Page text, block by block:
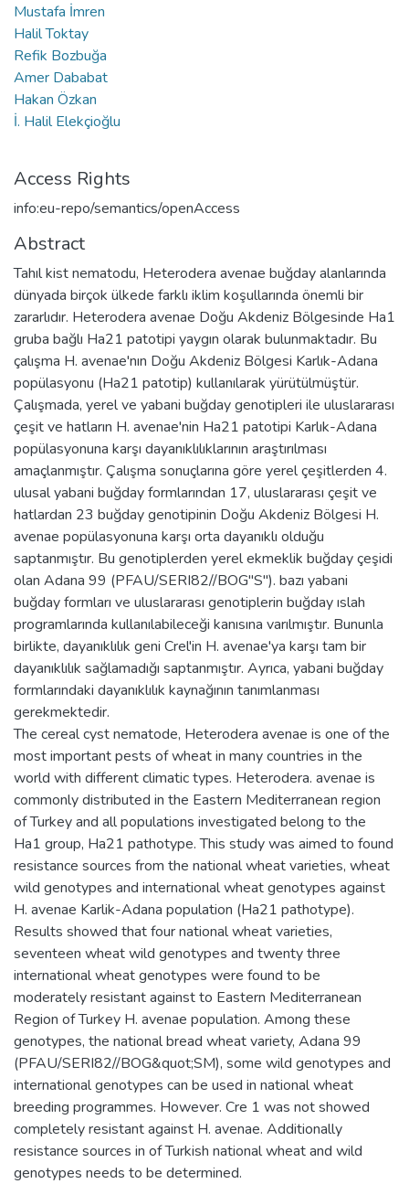
Mustafa İmren
Halil Toktay
Refik Bozbuğa
Amer Dababat
Hakan Özkan
İ. Halil Elekçioğlu
Access Rights
info:eu-repo/semantics/openAccess
Abstract
Tahıl kist nematodu, Heterodera avenae buğday alanlarında
dünyada birçok ülkede farklı iklim koşullarında önemli bir
zararlıdır. Heterodera avenae Doğu Akdeniz Bölgesinde Ha1
gruba bağlı Ha21 patotipi yaygın olarak bulunmaktadır. Bu
çalışma H. avenae'nın Doğu Akdeniz Bölgesi Karlık-Adana
popülasyonu (Ha21 patotip) kullanılarak yürütülmüştür.
Çalışmada, yerel ve yabani buğday genotipleri ile uluslararası
çeşit ve hatların H. avenae'nin Ha21 patotipi Karlık-Adana
popülasyonuna karşı dayanıklılıklarının araştırılması
amaçlanmıştır. Çalışma sonuçlarına göre yerel çeşitlerden 4.
ulusal yabani buğday formlarından 17, uluslararası çeşit ve
hatlardan 23 buğday genotipinin Doğu Akdeniz Bölgesi H.
avenae popülasyonuna karşı orta dayanıklı olduğu
saptanmıştır. Bu genotiplerden yerel ekmeklik buğday çeşidi
olan Adana 99 (PFAU/SERI82//BOG"S"). bazı yabani
buğday formları ve uluslararası genotiplerin buğday ıslah
programlarında kullanılabileceği kanısına varılmıştır. Bununla
birlikte, dayanıklılık geni Crel'in H. avenae'ya karşı tam bir
dayanıklılık sağlamadığı saptanmıştır. Ayrıca, yabani buğday
formlarındaki dayanıklılık kaynağının tanımlanması
gerekmektedir.
The cereal cyst nematode, Heterodera avenae is one of the
most important pests of wheat in many countries in the
world with different climatic types. Heterodera. avenae is
commonly distributed in the Eastern Mediterranean region
of Turkey and all populations investigated belong to the
Ha1 group, Ha21 pathotype. This study was aimed to found
resistance sources from the national wheat varieties, wheat
wild genotypes and international wheat genotypes against
H. avenae Karlik-Adana population (Ha21 pathotype).
Results showed that four national wheat varieties,
seventeen wheat wild genotypes and twenty three
international wheat genotypes were found to be
moderately resistant against to Eastern Mediterranean
Region of Turkey H. avenae population. Among these
genotypes, the national bread wheat variety, Adana 99
(PFAU/SERI82//BOG&quot;SM), some wild genotypes and
international genotypes can be used in national wheat
breeding programmes. However. Cre 1 was not showed
completely resistant against H. avenae. Additionally
resistance sources in of Turkish national wheat and wild
genotypes needs to be determined.